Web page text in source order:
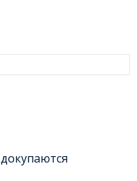
докупаются